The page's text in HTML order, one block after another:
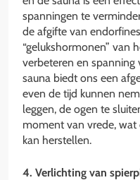
spanningen te
de afgifte van
“gelukshormonen” van
verbeteren en spanning
sauna biedt ons een
even de tijd kunnen
leggen, de ogen te
moment van vrede, wat
kan herstellen.
4. Verlichting van